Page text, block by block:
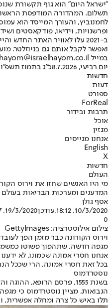
"ישראל היום" הוא גוף תקשורת
ופרשנויות, וידיאו, פודקאסטים
ב-2021 עלו לאוויר האתר
ואפשר לקבל אותם גם בניוזלטר.
במייל hayom@israelhayom.co.il.
יום רביעי, 8.7.2026
כ"ג בתמוז תשפ"ו
חדשות
דעות
ספורט
ForReal
תרבות ובידור
אוכל
מגזין
אנחנו מגייסים
English
X
חדשות
העולם
מי היו האנשים שחזו את וירוס
המדענים ומערכות הבריאות
אסף גולן
10/3/2020, 18:12
,עודכן19/3/2020, 08:57
0
צילום אילוסטרציה: GettyImages
מגפה חדשה, שתהפוך פשוטו
אנחנו חסרי אמונה שכמונו, לא
בכל זאת חסרי אמונה, הרי שככל
נוסטרדמוס
בשנת 1555, פרסם הרופא,
הנבואות, מציין נוסטרדמוס כי
תלו באיש כל צרה ומחלה אפשרית,